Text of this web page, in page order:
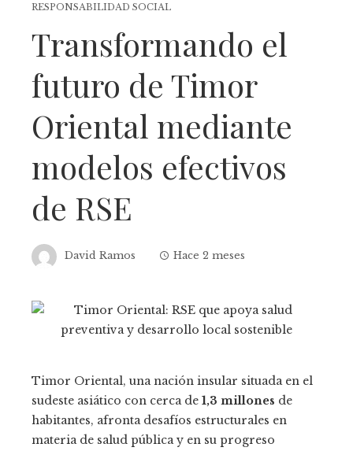
RESPONSABILIDAD SOCIAL
Transformando el
futuro de Timor
Oriental mediante
modelos efectivos
de RSE
David Ramos Hace 2 meses
Timor Oriental, una nación insular situada en el
sudeste asiático con cerca de 1,3 millones de
habitantes, afronta desafíos estructurales en
materia de salud pública y en su progreso